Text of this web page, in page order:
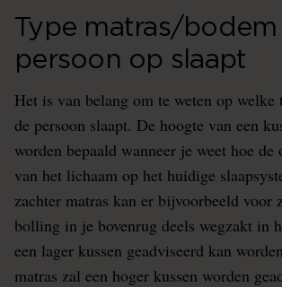
Type matras/bodem
persoon op slaapt
Het is van belang om te weten op welke
de persoon slaapt. De hoogte van een
worden bepaald wanneer je weet hoe de
van het lichaam op het huidige
zachter matras kan er bijvoorbeeld voor
bolling in je bovenrug deels wegzakt in
een lager kussen geadviseerd kan
matras zal een hoger kussen worden